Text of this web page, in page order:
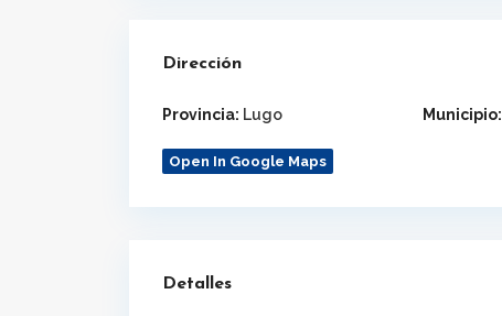
Dirección
Provincia: Lugo Municipio:
Open In Google Maps
Detalles